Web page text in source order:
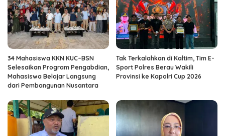
34 Mahasiswa KKN KUC–BSN
Selesaikan Program Pengabdian,
Mahasiswa Belajar Langsung
dari Pembangunan Nusantara
Tak Terkalahkan di Kaltim, Tim E-
Sport Polres Berau Wakili
Provinsi ke Kapolri Cup 2026